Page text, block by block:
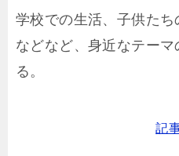
学校での生活、子供た
などなど、身近なテー
る。
記